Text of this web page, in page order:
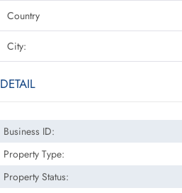
Country
City:
DETAIL
Business ID:
Property Type:
Property Status: